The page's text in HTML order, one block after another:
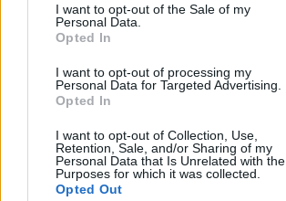
I want to opt-out of the Sale of my
Personal Data.
Opted In
I want to opt-out of processing my
Personal Data for Targeted Advertising.
Opted In
I want to opt-out of Collection, Use,
Retention, Sale, and/or Sharing of my
Personal Data that Is Unrelated with the
Purposes for which it was collected.
Opted Out
Sieste après 65 ans : la
sous-vêtements à
découvrir
Popular Posts